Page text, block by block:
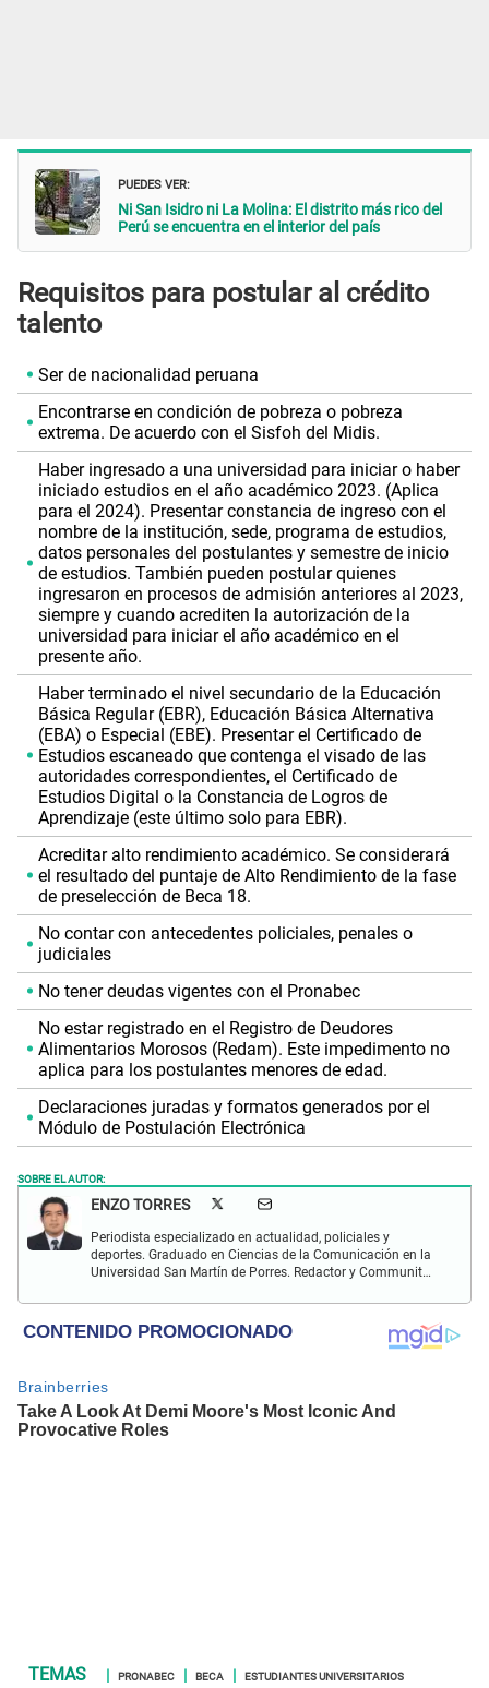
PUEDES VER:
Ni San Isidro ni La Molina: El distrito más rico del
Perú se encuentra en el interior del país
Requisitos para postular al crédito
talento
Ser de nacionalidad peruana
Encontrarse en condición de pobreza o pobreza
extrema. De acuerdo con el Sisfoh del Midis.
Haber ingresado a una universidad para iniciar o haber
iniciado estudios en el año académico 2023. (Aplica
para el 2024). Presentar constancia de ingreso con el
nombre de la institución, sede, programa de estudios,
datos personales del postulantes y semestre de inicio
de estudios. También pueden postular quienes
ingresaron en procesos de admisión anteriores al 2023,
siempre y cuando acrediten la autorización de la
universidad para iniciar el año académico en el
presente año.
Haber terminado el nivel secundario de la Educación
Básica Regular (EBR), Educación Básica Alternativa
(EBA) o Especial (EBE). Presentar el Certificado de
Estudios escaneado que contenga el visado de las
autoridades correspondientes, el Certificado de
Estudios Digital o la Constancia de Logros de
Aprendizaje (este último solo para EBR).
Acreditar alto rendimiento académico. Se considerará
el resultado del puntaje de Alto Rendimiento de la fase
de preselección de Beca 18.
No contar con antecedentes policiales, penales o
judiciales
No tener deudas vigentes con el Pronabec
No estar registrado en el Registro de Deudores
Alimentarios Morosos (Redam). Este impedimento no
aplica para los postulantes menores de edad.
Declaraciones juradas y formatos generados por el
Módulo de Postulación Electrónica
SOBRE EL AUTOR:
ENZO TORRES
Periodista especializado en actualidad, policiales y
deportes. Graduado en Ciencias de la Comunicación en la
Universidad San Martín de Porres. Redactor y Communit
con política, fútbol peruano e internacional, economía,
coyuntura nacional y mundial.
PRONABEC BECA ESTUDIANTES UNIVERSITARIOS